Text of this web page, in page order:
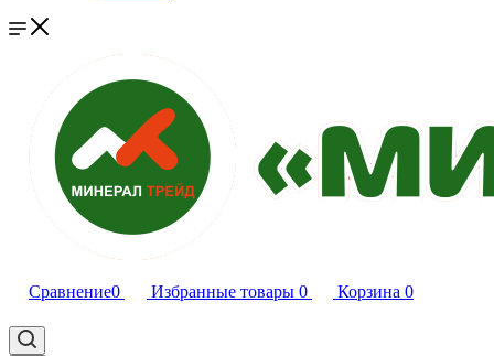
Сравнение0 Избранные товары 0 Корзина 0